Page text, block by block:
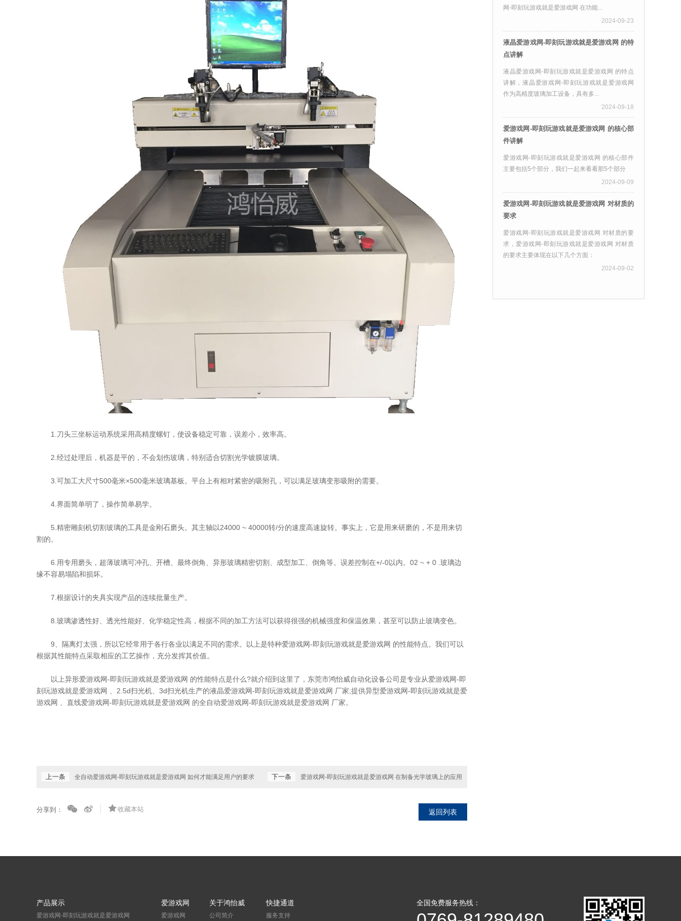
1.刀头三坐标运动系统采用高精度螺钉，使设备稳定可靠，误差小，效率高。
2.经过处理后，机器是平的，不会划伤玻璃，特别适合切割光学镀膜玻璃。
3.可加工大尺寸500毫米×500毫米玻璃基板。平台上有相对紧密的吸附孔，可以满足玻璃变形吸附的需要。
4.界面简单明了，操作简单易学。
5.精密雕刻机切割玻璃的工具是金刚石磨头。其主轴以24000 ~ 40000转/分的速度高速旋转。事实上，它是用来研磨的，不是用来切
割的。
6.用专用磨头，超薄玻璃可冲孔、开槽、最终倒角、异形玻璃精密切割、成型加工、倒角等。误差控制在+/-0以内。02 ~ + 0 .玻璃边
缘不容易塌陷和损坏。
7.根据设计的夹具实现产品的连续批量生产。
8.玻璃渗透性好、透光性能好、化学稳定性高，根据不同的加工方法可以获得很强的机械强度和保温效果，甚至可以防止玻璃变色。
9、隔离灯太强，所以它经常用于各行各业以满足不同的需求。以上是特种爱游戏网-即刻玩游戏就是爱游戏网 的性能特点。我们可以
根据其性能特点采取相应的工艺操作，充分发挥其价值。
以上异形爱游戏网-即刻玩游戏就是爱游戏网 的性能特点是什么?就介绍到这里了，东莞市鸿怡威自动化设备公司是专业从爱游戏网-即
刻玩游戏就是爱游戏网 、2.5d扫光机、3d扫光机生产的液晶爱游戏网-即刻玩游戏就是爱游戏网 厂家;提供异型爱游戏网-即刻玩游戏就是爱
游戏网 、直线爱游戏网-即刻玩游戏就是爱游戏网 的全自动爱游戏网-即刻玩游戏就是爱游戏网 厂家。
上一条 全自动爱游戏网-即刻玩游戏就是爱游戏网 如何才能满足用户的要求 下一条 爱游戏网-即刻玩游戏就是爱游戏网 在制备光学玻璃上的应用
分享到： 收藏本站 返回列表
网-即刻玩游戏就是爱游戏网 在功能...
2024-09-23
液晶爱游戏网-即刻玩游戏就是爱游戏网 的特
点讲解
液晶爱游戏网-即刻玩游戏就是爱游戏网 的特点
讲解，液晶爱游戏网-即刻玩游戏就是爱游戏网
作为高精度玻璃加工设备，具有多...
2024-09-18
爱游戏网-即刻玩游戏就是爱游戏网 的核心部
件讲解
爱游戏网-即刻玩游戏就是爱游戏网 的核心部件
主要包括5个部分，我们一起来看看那5个部分
2024-09-09
爱游戏网-即刻玩游戏就是爱游戏网 对材质的
要求
爱游戏网-即刻玩游戏就是爱游戏网 对材质的要
求，爱游戏网-即刻玩游戏就是爱游戏网 对材质
的要求主要体现在以下几个方面：
2024-09-02
产品展示
爱游戏网-即刻玩游戏就是爱游戏网
爱游戏网
爱游戏网
关于鸿怡威
公司简介
快捷通道
服务支持
全国免费服务热线：